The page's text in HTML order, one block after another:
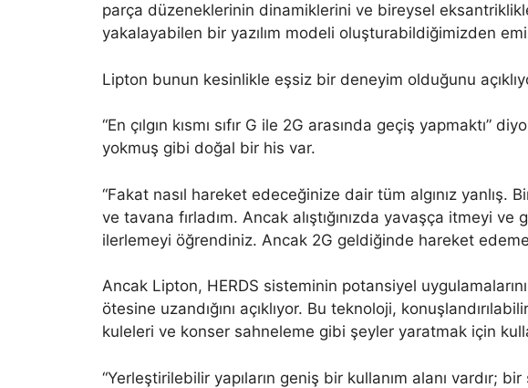
parça düzeneklerinin dinamiklerini ve bireysel
yakalayabilen bir yazılım modeli oluşturabildiğimizden
Lipton bunun kesinlikle eşsiz bir deneyim olduğunu
“En çılgın kısmı sıfır G ile 2G arasında geçiş yapmaktı”
yokmuş gibi doğal bir his var.
“Fakat nasıl hareket edeceğinize dair tüm algınız yanlış.
ve tavana fırladım. Ancak alıştığınızda yavaşça itmeyi
ilerlemeyi öğrendiniz. Ancak 2G geldiğinde hareket
Ancak Lipton, HERDS sisteminin potansiyel
ötesine uzandığını açıklıyor. Bu teknoloji,
kuleleri ve konser sahneleme gibi şeyler yaratmak için
“Yerleştirilebilir yapıların geniş bir kullanım alanı vardır;